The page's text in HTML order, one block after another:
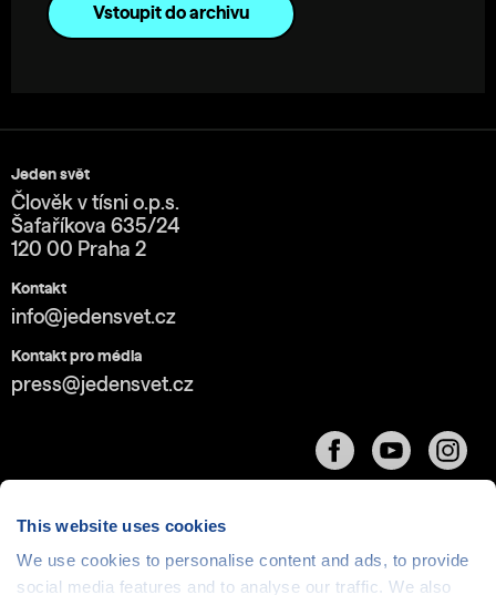
This website uses cookies
We use cookies to personalise content and ads, to provide
social media features and to analyse our traffic. We also
Vstoupit do archivu
Jeden svět
Člověk v tísni o.p.s.
Šafaříkova 635/24
120 00 Praha 2
Kontakt
info@jedensvet.cz
Kontakt pro média
press@jedensvet.cz
Cookies| © 1999-2026 Člověk v tísni o.p.s., web běží